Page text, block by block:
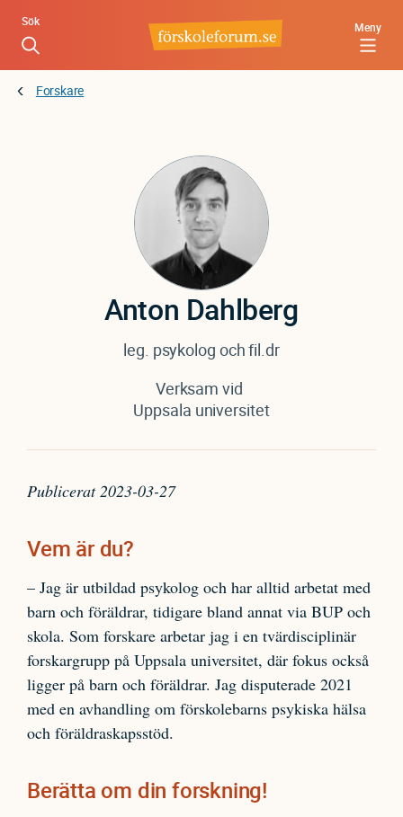
Hoppa
huvudinnehåll
Meny
Sök
Forskare
Anton Dahlberg
leg. psykolog och fil.dr
Verksam vid
Uppsala universitet
Publicerat 2023-03-27
Vem är du?
– Jag är utbildad psykolog och har alltid arbetat med
barn och föräldrar, tidigare bland annat via BUP och
skola. Som forskare arbetar jag i en tvärdisciplinär
forskargrupp på Uppsala universitet, där fokus också
ligger på barn och föräldrar. Jag disputerade 2021
med en avhandling om förskolebarns psykiska hälsa
och föräldraskapsstöd.
Berätta om din forskning!